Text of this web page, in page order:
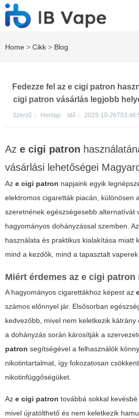
Home > Cikk > Blog
Fedezze fel az e cigi patron
cigi patron vásárlás legjobb
Szerző： Honlap Idő： 2025-10-
Az e cigi patron
vásárlási lehetőségei
Az e cigi patron napjaink egyik
elektromos cigaretták piacán, különösen
szeretnének egészségesebb alternatívát
hagyományos dohányzással szemben. Az
használata és praktikus kialakítása miatt
mind a kezdők, mind a tapasztalt
Miért érdemes az e cigi patron
A hagyományos cigarettákhoz képest az
számos előnnyel jár. Elsősorban
kedvezőbb, mivel nem keletkezik
a dohányzás során károsítják a
patron segítségével a felhasználók
nikotintartalmat, így fokozatosan
nikotinfüggőségüket.
Az e cigi patron továbbá sokkal
mivel újratölthető és nem keletkezik